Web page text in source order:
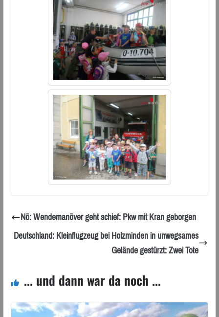
Nö: Wendemanöver geht schief: Pkw mit Kran geborgen
Deutschland: Kleinflugzeug bei Holzminden in unwegsames
Gelände gestürzt: Zwei Tote
... und dann war da noch ...